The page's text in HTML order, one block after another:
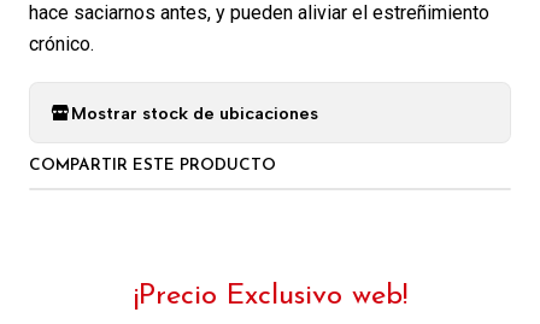
hace saciarnos antes, y pueden aliviar el estreñimiento
crónico.
Mostrar stock de ubicaciones
COMPARTIR ESTE PRODUCTO
¡Precio Exclusivo web!